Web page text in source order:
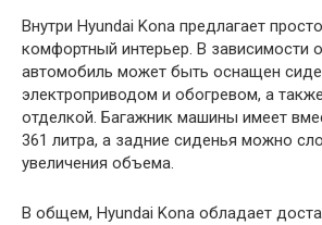
Внутри Hyundai Kona предлагает
комфортный интерьер. В зависимости
автомобиль может быть оснащен
электроприводом и обогревом, а
отделкой. Багажник машины имеет
361 литра, а задние сиденья можно
увеличения объема.
В общем, Hyundai Kona обладает